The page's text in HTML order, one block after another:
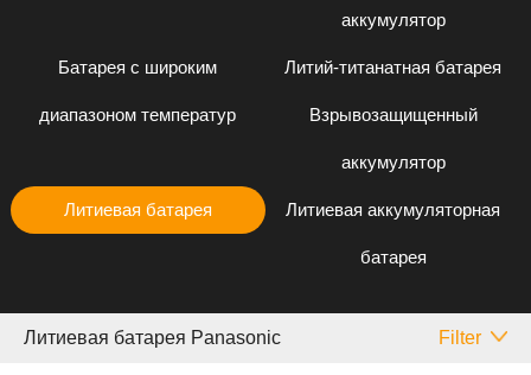
аккумулятор
Батарея с широким
диапазоном температур
Литий-титанатная батарея
Взрывозащищенный
аккумулятор
Литиевая батарея Литиевая аккумуляторная
батарея
Литиевая батарея Panasonic Filter